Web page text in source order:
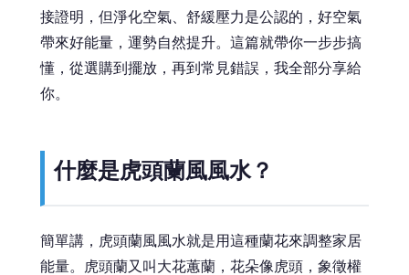
接證明，但淨化空氣、舒緩壓力是公認的，好空氣
帶來好能量，運勢自然提升。這篇就帶你一步步搞
懂，從選購到擺放，再到常見錯誤，我全部分享給
你。
什麼是虎頭蘭風風水？
簡單講，虎頭蘭風風水就是用這種蘭花來調整家居
能量。虎頭蘭又叫大花蕙蘭，花朵像虎頭，象徵權